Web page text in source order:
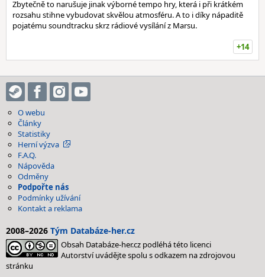
Zbytečně to narušuje jinak výborné tempo hry, která i při krátkém
rozsahu stihne vybudovat skvělou atmosféru. A to i díky nápaditě
pojatému soundtracku skrz rádiové vysílání z Marsu.
+14
O webu
Články
Statistiky
Herní výzva
F.A.Q.
Nápověda
Odměny
Podpořte nás
Podmínky užívání
Kontakt a reklama
2008–2026 Tým Databáze-her.cz
Obsah Databáze-her.cz podléhá této licenci
Autorství uvádějte spolu s odkazem na zdrojovou
stránku